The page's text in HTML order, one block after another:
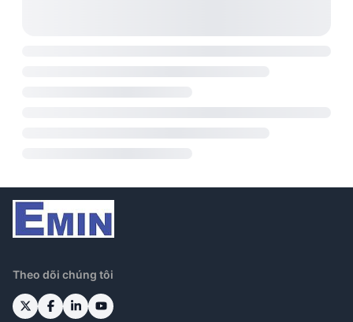
Theo dõi chúng tôi